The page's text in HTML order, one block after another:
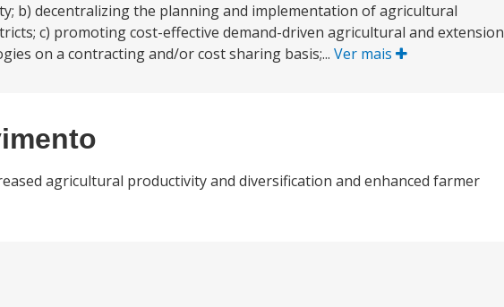
b) decentralizing the planning and implementation of agricultural
c) promoting cost-effective demand-driven agricultural and extension
on a contracting and/or cost sharing basis;... Ver mais
agricultural productivity and diversification and enhanced farmer